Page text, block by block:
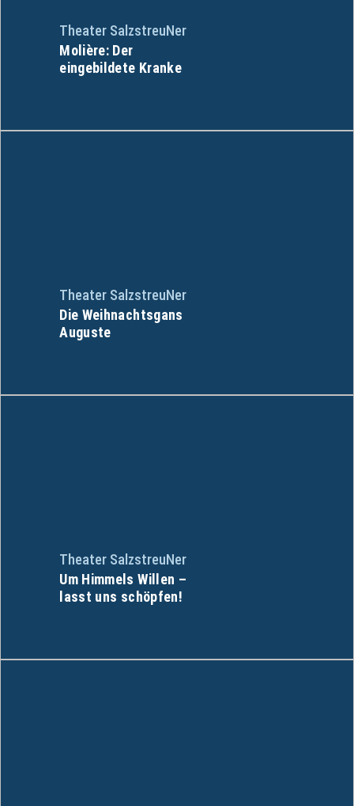
Theater SalzstreuNer
Molière: Der
eingebildete Kranke
Theater SalzstreuNer
Die Weihnachtsgans
Auguste
Theater SalzstreuNer
Um Himmels Willen –
lasst uns schöpfen!